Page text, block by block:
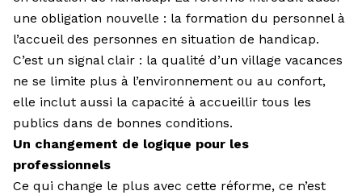
une obligation nouvelle : la formation du personnel à
l’accueil des personnes en situation de handicap.
C’est un signal clair : la qualité d’un village vacances
ne se limite plus à l’environnement ou au confort,
elle inclut aussi la capacité à accueillir tous les
publics dans de bonnes conditions.
Un changement de logique pour les
professionnels
Ce qui change le plus avec cette réforme, ce n’est